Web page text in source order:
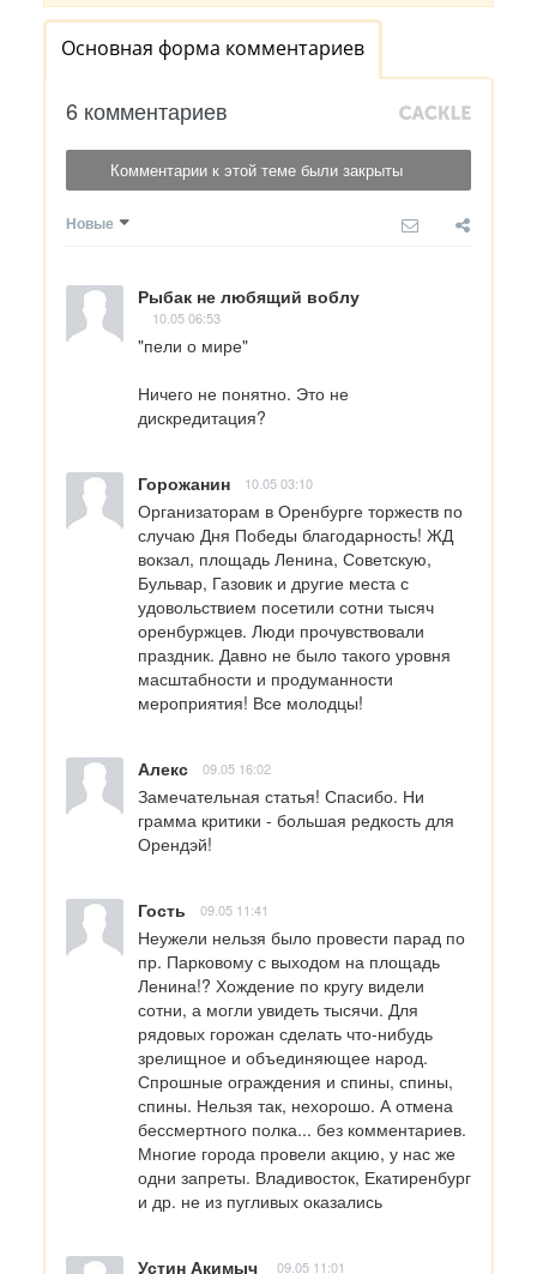
Основная форма комментариев
6 комментариев
Комментарии к этой теме были закрыты
Новые
Рыбак не любящий воблу
10.05 06:53
"пели о мире"
Ничего не понятно. Это не
дискредитация?
Горожанин 10.05 03:10
Организаторам в Оренбурге торжеств по
случаю Дня Победы благодарность! ЖД
вокзал, площадь Ленина, Советскую,
Бульвар, Газовик и другие места с
удовольствием посетили сотни тысяч
оренбуржцев. Люди прочувствовали
праздник. Давно не было такого уровня
масштабности и продуманности
мероприятия! Все молодцы!
Алекс 09.05 16:02
Замечательная статья! Спасибо. Ни
грамма критики - большая редкость для
Орендэй!
Гость 09.05 11:41
Неужели нельзя было провести парад по
пр. Парковому с выходом на площадь
Ленина!? Хождение по кругу видели
сотни, а могли увидеть тысячи. Для
рядовых горожан сделать что-нибудь
зрелищное и объединяющее народ.
Спрошные ограждения и спины, спины,
спины. Нельзя так, нехорошо. А отмена
бессмертного полка... без комментариев.
Многие города провели акцию, у нас же
одни запреты. Владивосток, Екатиренбург
и др. не из пугливых оказались
Устин Акимыч 09.05 11:01